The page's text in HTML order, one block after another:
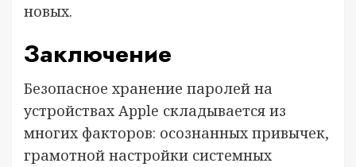
новых.
Заключение
Безопасное хранение паролей на
устройствах Apple складывается из
многих факторов: осознанных привычек,
грамотной настройки системных